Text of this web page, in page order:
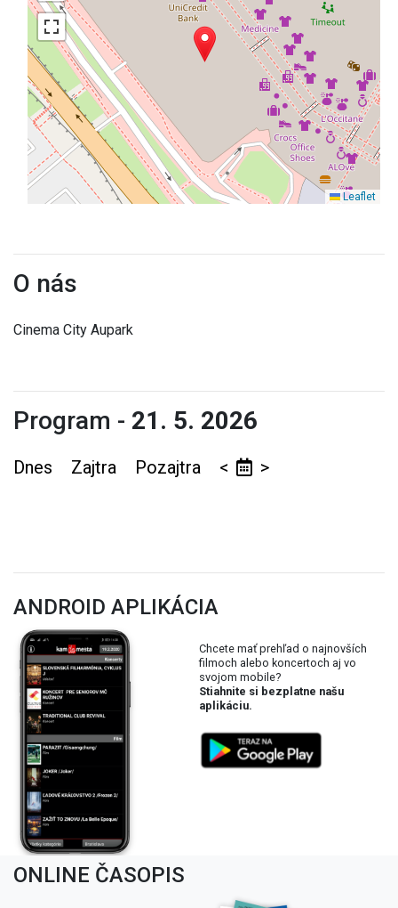
Leaflet
O nás
Cinema City Aupark
Program - 21. 5. 2026
Dnes Zajtra Pozajtra < >
ANDROID APLIKÁCIA
Chcete mať prehľad o najnovších
filmoch alebo koncertoch aj vo
svojom mobile?
Stiahnite si bezplatne našu
aplikáciu.
ONLINE ČASOPIS